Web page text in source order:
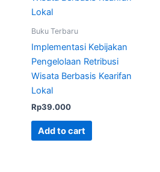
Buku Terbaru
Implementasi Kebijakan
Pengelolaan Retribusi
Wisata Berbasis Kearifan
Lokal
Rp39.000
Add to cart